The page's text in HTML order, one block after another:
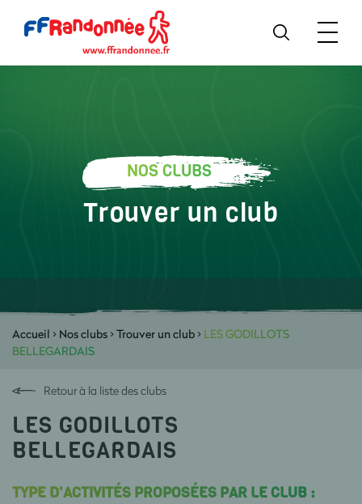
NOS CLUBS
Trouver un club
Accueil > Nos clubs>Trouver un club> LES GODILLOTS
BELLEGARDAIS
Retour à la liste des clubs
LES GODILLOTS
BELLEGARDAIS
TYPE D'ACTIVITÉS PROPOSÉES PAR LE CLUB :